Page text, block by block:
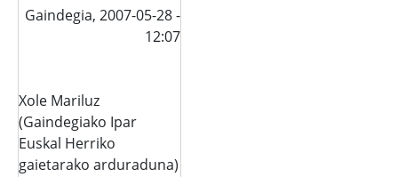
Gaindegia, 2007-05-28 -
12:07
Xole Mariluz
(Gaindegiako Ipar
Euskal Herriko
gaietarako arduraduna)